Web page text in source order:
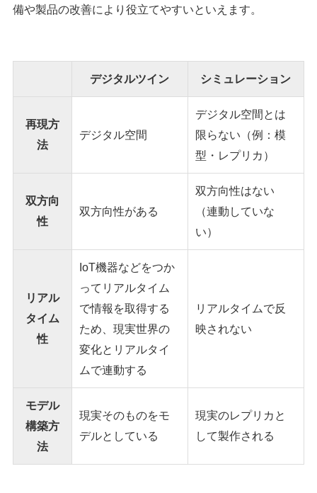
備や製品の改善により役立てやすいといえます。
デジタルツイン シミュレーション
再現方
法
デジタル空間
デジタル空間とは
限らない（例：模
型・レプリカ）
双方向
性
双方向性がある
双方向性はない
（連動していな
い）
リアル
タイム
性
IoT機器などをつか
ってリアルタイム
で情報を取得する
ため、現実世界の
変化とリアルタイ
ムで連動する
リアルタイムで反
映されない
モデル
構築方
法
現実そのものをモ
デルとしている
現実のレプリカと
して製作される